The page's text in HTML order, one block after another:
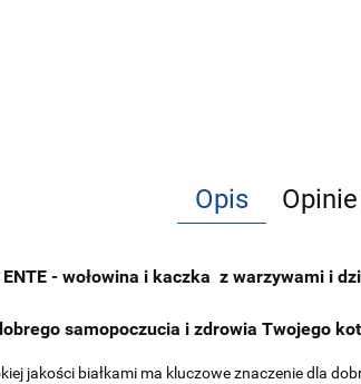
Opis
ENTE - wołowina i kaczka z warzywami i
samopoczucia i zdrowia Twojego
jakości białkami ma kluczowe znaczenie dla